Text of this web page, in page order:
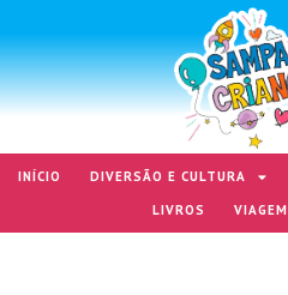
INÍCIO DIVERSÃO E CULTURA
LIVROS
VIAGEM